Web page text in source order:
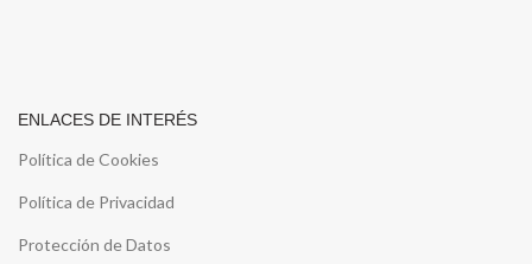
ENLACES DE INTERÉS
Política de Cookies
Política de Privacidad
Protección de Datos